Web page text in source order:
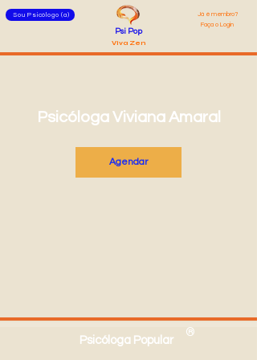
Sou Psicólogo (a)
Já é membro?
Faça o Login
Psi Pop
Viva Zen
Psicóloga Viviana Amaral
Agendar
Psicóloga Popular
®